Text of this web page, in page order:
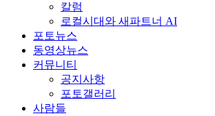
칼럼
로컬시대와 새파트너 AI
포토뉴스
동영상뉴스
커뮤니티
공지사항
포토갤러리
사람들